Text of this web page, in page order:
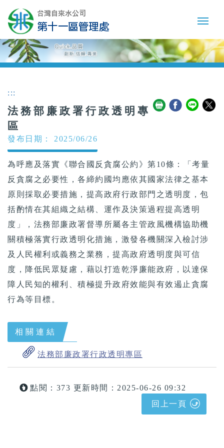
:::
法務部廉政署行政透明專
區
發布日期： 2025/06/26
為呼應及落實《聯合國反貪腐公約》第10條：「考量
反貪腐之必要性，各締約國均應依其國家法律之基本
原則採取必要措施，提高政府行政部門之透明度，包
括酌情在其組織之結構、運作及決策過程提高透明
度」，法務部廉政署督導所屬各主管政風機構協助機
關積極落實行政透明化措施，激發各機關深入檢討涉
及人民權利或義務之業務，提高政府透明度與可信
度，降低民眾疑慮，藉以打造乾淨廉能政府，以達保
障人民知的權利、積極提升政府效能與有效遏止貪腐
行為等目標。
相關連結
法務部廉政署行政透明專區
點閱：373 更新時間：2025-06-26 09:32
回上一頁